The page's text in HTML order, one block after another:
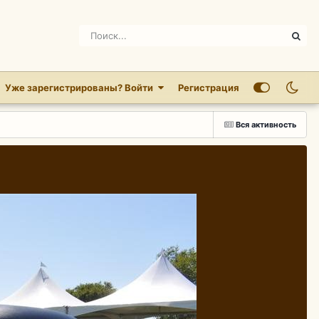
Уже зарегистрированы? Войти Регистрация
Вся активность